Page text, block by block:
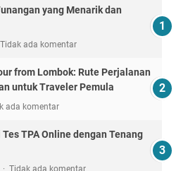
yang Menarik dan
Tidak ada komentar
from Lombok: Rute Perjalanan
untuk Traveler Pemula
ada komentar
TPA Online dengan Tenang
Tidak ada komentar